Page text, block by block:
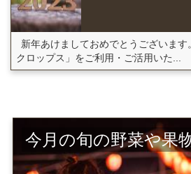
新年あけましておめでとうございま
クロップス」をご利用・ご活用いた...
今月の旬の野菜や果